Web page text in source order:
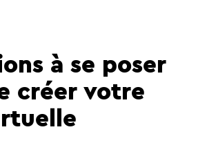
à se poser
créer votre